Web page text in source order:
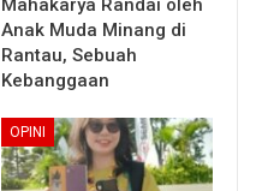
Mahakarya Randai oleh
Anak Muda Minang di
Rantau, Sebuah
Kebanggaan
OPINI